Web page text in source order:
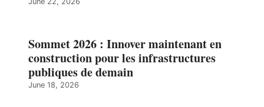
Sommet 2026 : Innover maintenant en
construction pour les infrastructures
publiques de demain
June 18, 2026